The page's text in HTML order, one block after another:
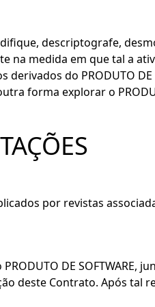
descriptografe,
na medida em que tal a
do PRODUTO DE
forma explorar o
por revistas
DE SOFTWARE,
deste Contrato. Após tal